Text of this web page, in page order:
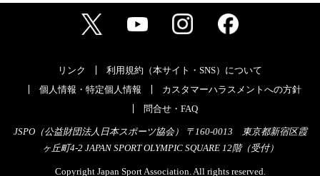
リンク
利用規約（本サイト・SNS）について
個人情報・特定個人情報
カスタマーハラスメントへの方針
問合せ・FAQ
JSPO（公益財団法人日本スポーツ協会） 〒160-0013 東京都新宿区霞
ヶ丘町4-2 JAPAN SPORT OLYMPIC SQUARE 12階（受付）
Copyright Japan Sport Association. All rights reserved.